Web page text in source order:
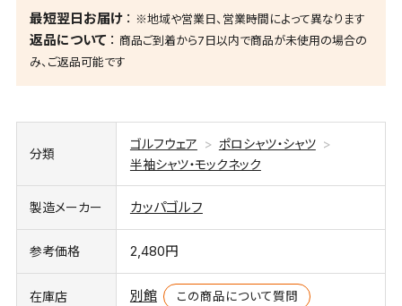
最短翌日お届け ※地域や営業日、営業時間によって異なります
返品について
商品ご到着から7日以内で商品が未使用の場合の
み、ご返品可能です
分類
ゴルフウェア
ポロシャツ・シャツ
半袖シャツ・モックネック
製造メーカー カッパゴルフ
参考価格 2,480円
在庫店 別館 この商品について質問